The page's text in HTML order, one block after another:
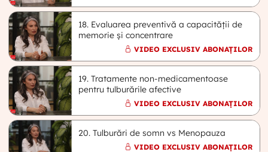
18. Evaluarea preventivă a capacității de
memorie și concentrare
VIDEO EXCLUSIV ABONAȚILOR
19. Tratamente non-medicamentoase
pentru tulburările afective
VIDEO EXCLUSIV ABONAȚILOR
20. Tulburări de somn vs Menopauza
VIDEO EXCLUSIV ABONAȚILOR